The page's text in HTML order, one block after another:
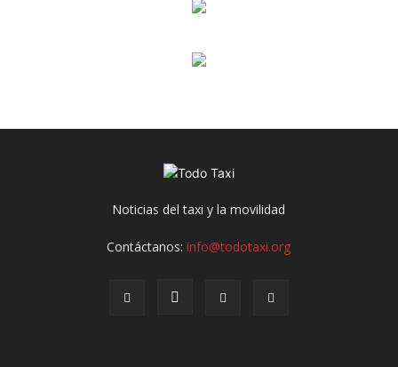
Noticias del taxi y la movilidad
Contáctanos:info@todotaxi.org